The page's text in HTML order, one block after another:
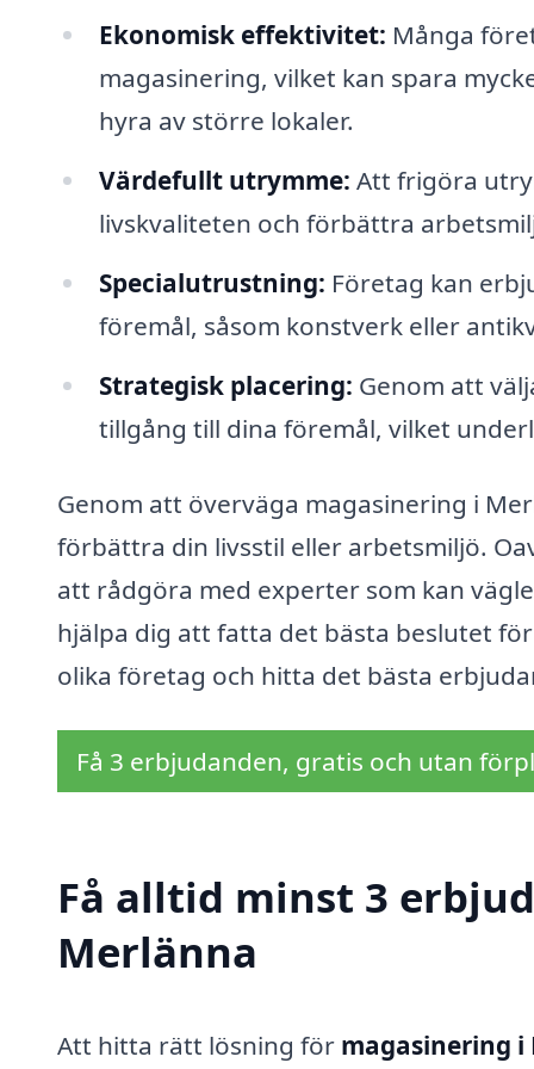
Ekonomisk effektivitet: Många
magasinering, vilket kan spara
hyra av större lokaler.
Värdefullt utrymme: Att frigöra
livskvaliteten och förbättra
Specialutrustning: Företag kan
föremål, såsom konstverk eller
Strategisk placering: Genom att
tillgång till dina föremål, vilket
Genom att överväga magasinering i
förbättra din livsstil eller arbetsmiljö.
att rådgöra med experter som kan
hjälpa dig att fatta det bästa beslutet
olika företag och hitta det bästa
Få 3 erbjudanden, gratis och utan
Få alltid minst 3
Merlänna
Att hitta rätt lösning för magasinering i